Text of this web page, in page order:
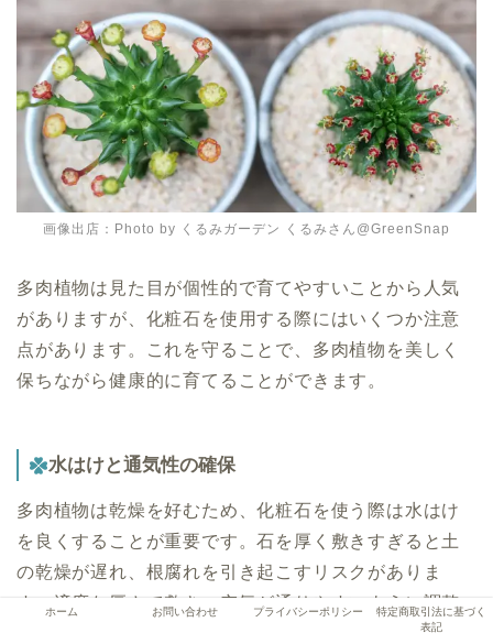
画像出店：Photo by くるみガーデン くるみさん@GreenSnap
多肉植物は見た目が個性的で育てやすいことから人気
がありますが、化粧石を使用する際にはいくつか注意
点があります。これを守ることで、多肉植物を美しく
保ちながら健康的に育てることができます。
水はけと通気性の確保
多肉植物は乾燥を好むため、化粧石を使う際は水はけ
を良くすることが重要です。石を厚く敷きすぎると土
の乾燥が遅れ、根腐れを引き起こすリスクがありま
す。適度な厚さで敷き、空気が通りやすいように調整
ホーム お問い合わせ プライバシーポリシー
特定商取引法に基づく
表記